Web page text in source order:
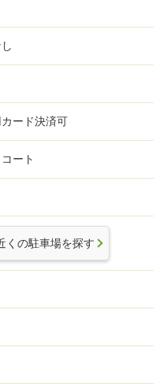
ード決済可
ート
くの駐車場を探す